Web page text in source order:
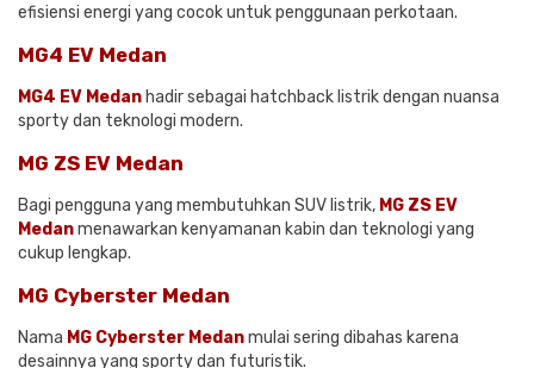
efisiensi energi yang cocok untuk penggunaan perkotaan.
MG4 EV Medan
MG4 EV Medan hadir sebagai hatchback listrik dengan nuansa
sporty dan teknologi modern.
MG ZS EV Medan
Bagi pengguna yang membutuhkan SUV listrik, MG ZS EV
Medanmenawarkan kenyamanan kabin dan teknologi yang
cukup lengkap.
MG Cyberster Medan
Nama MG Cyberster Medanmulai sering dibahas karena
desainnya yang sporty dan futuristik.